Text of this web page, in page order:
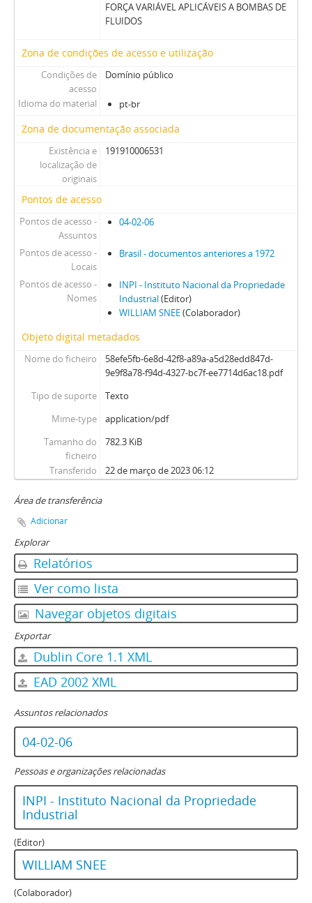
FORÇA VARIÁVEL APLICÁVEIS A BOMBAS DE
FLUIDOS
Zona de condições de acesso e utilização
Condições de
acesso
Domínio público
Idioma do material pt-br
Zona de documentação associada
Existência e
localização de
originais
191910006531
Pontos de acesso
Pontos de acesso -
Assuntos
04-02-06
Pontos de acesso -
Locais
Brasil - documentos anteriores a 1972
Pontos de acesso -
Nomes
INPI - Instituto Nacional da Propriedade
Industrial(Editor)
WILLIAM SNEE(Colaborador)
Objeto digital metadados
Nome do ficheiro
58efe5fb-6e8d-42f8-a89a-a5d28edd847d-
9e9f8a78-f94d-4327-bc7f-ee7714d6ac18.pdf
Tipo de suporte
Texto
Mime-type
application/pdf
Tamanho do
ficheiro
782.3 KiB
Transferido 22 de março de 2023 06:12
Área de transferência
Adicionar
Explorar
Relatórios
Ver como lista
Navegar objetos digitais
Exportar
Dublin Core 1.1 XML
EAD 2002 XML
Assuntos relacionados
04-02-06
Pessoas e organizações relacionadas
INPI - Instituto Nacional da Propriedade
Industrial
(Editor)
WILLIAM SNEE
(Colaborador)